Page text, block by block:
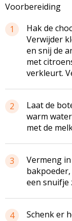
Voorbereiding
1
Hak de
Verwijder
en snij de
met
verkleurt.
2
Laat de
warm
met de
3
Vermeng
een snuifje
4
Schenk er